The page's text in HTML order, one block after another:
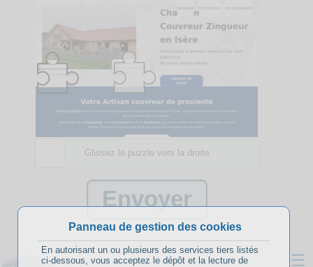
Glissez le puzzle vers la droite
☰
Panneau de gestion des cookies
En autorisant un ou plusieurs des services tiers listés
ci-dessous, vous acceptez le dépôt et la lecture de